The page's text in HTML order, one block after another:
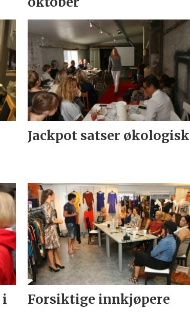
Jackpot satser økologisk
i Forsiktige innkjøpere